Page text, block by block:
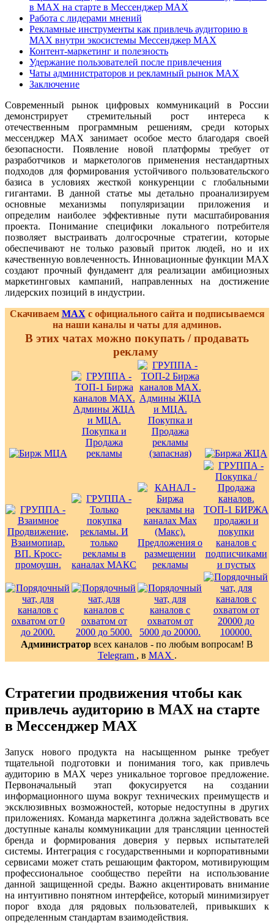
в MAX на старте в Мессенджер MAX
Работа с лидерами мнений
Рекламные инструменты как привлечь аудиторию в
MAX внутри экосистемы Мессенджер MAX
Контент-маркетинг и полезность
Удержание пользователей после привлечения
Чаты администраторов и рекламный рынок MAX
Заключение
Современный рынок цифровых коммуникаций в России
демонстрирует стремительный рост интереса к
отечественным программным решениям, среди которых
мессенджер MAX занимает особое место благодаря своей
безопасности. Появление новой платформы требует от
разработчиков и маркетологов применения нестандартных
подходов для формирования устойчивого пользовательского
базиса в условиях жесткой конкуренции с глобальными
гигантами. В данной статье мы детально проанализируем
основные механизмы популяризации приложения и
определим наиболее эффективные пути масштабирования
проекта. Понимание специфики локального потребителя
позволяет выстраивать долгосрочные стратегии, которые
обеспечивают не только разовый приток людей, но и их
качественную вовлеченность. Инновационные функции MAX
создают прочный фундамент для реализации амбициозных
маркетинговых кампаний, направленных на достижение
лидерских позиций в индустрии.
Скачиваем MAX с официального сайта и подписываемся
на наши каналы и чаты для админов.
В этих чатах можно покупать / продавать
рекламу
Администратор всех каналов - по любым вопросам! В
Telegram , в MAX .
Стратегии продвижения чтобы как
привлечь аудиторию в MAX на старте
в Мессенджер MAX
Запуск нового продукта на насыщенном рынке требует
тщательной подготовки и понимания того, как привлечь
аудиторию в MAX через уникальное торговое предложение.
Первоначальный этап фокусируется на создании
информационного шума вокруг технических преимуществ и
эксклюзивных возможностей, которые недоступны в других
приложениях. Команда маркетинга должна задействовать все
доступные каналы коммуникации для трансляции ценностей
бренда и формирования доверия у первых испытателей
системы. Интеграция с государственными и корпоративными
сервисами может стать решающим фактором, мотивирующим
профессиональное сообщество перейти на использование
данной защищенной среды. Важно акцентировать внимание
на интуитивно понятном интерфейсе, который минимизирует
порог входа для рядовых пользователей, привыкших к
определенным стандартам взаимодействия.